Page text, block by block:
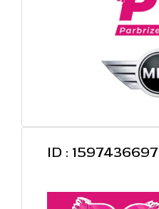
ID : 1597436697